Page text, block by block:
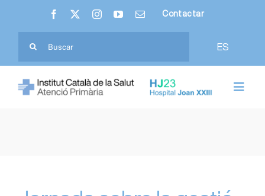
content
Contactar
ES
Atenció Primària